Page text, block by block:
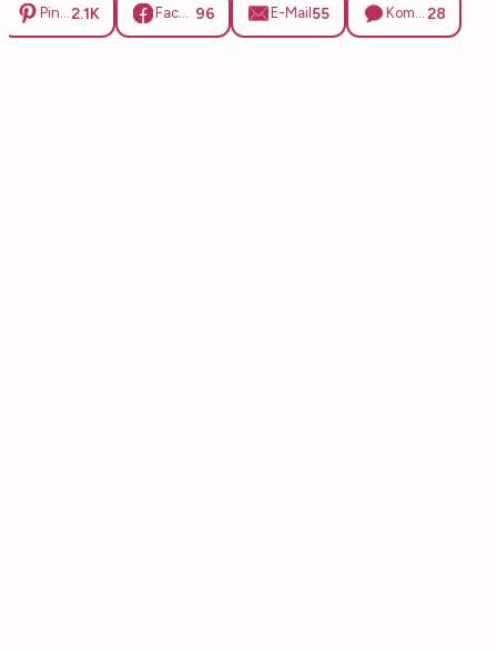
Pinterest2.1K Facebook 96 E-Mail 55 Kommentare 28